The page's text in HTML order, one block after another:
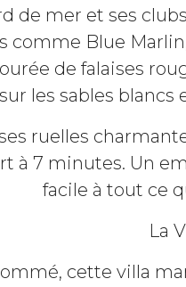
de mer et ses
Blue
de falaises
les sables blancs
ruelles
à 7 minutes. Un
facile à tout ce
La
cette villa